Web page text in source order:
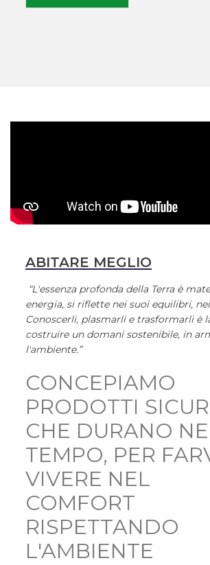
ABITARE MEGLIO
“L'essenza profonda della Terra è
energia, si riflette nei suoi equilibri,
Conoscerli, plasmarli e trasformarli è
costruire un domani sostenibile, in
l'ambiente.”
CONCEPIAMO
PRODOTTI
CHE DURANO
TEMPO, PER
VIVERE NEL
COMFORT
RISPETTANDO
L'AMBIENTE